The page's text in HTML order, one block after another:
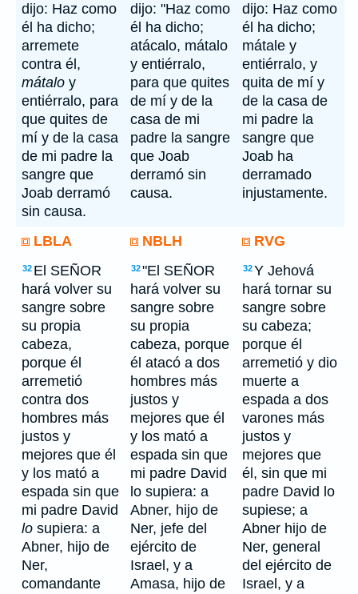
dijo: Haz como
él ha dicho;
arremete
contra él,
mátalo y
entiérralo, para
que quites de
mí y de la casa
de mi padre la
sangre que
Joab derramó
sin causa.
dijo: "Haz como
él ha dicho;
atácalo, mátalo
y entiérralo,
para que quites
de mí y de la
casa de mi
padre la sangre
que Joab
derramó sin
causa.
dijo: Haz como
él ha dicho;
mátale y
entiérralo, y
quita de mí y
de la casa de
mi padre la
sangre que
Joab ha
derramado
injustamente.
LBLA NBLH RVG
32 El SEÑOR
hará volver su
sangre sobre
su propia
cabeza,
porque él
arremetió
contra dos
hombres más
justos y
mejores que él
y los mató a
espada sin que
mi padre David
lo supiera: a
Abner, hijo de
Ner,
comandante
32"El SEÑOR
hará volver su
sangre sobre
su propia
cabeza, porque
él atacó a dos
hombres más
justos y
mejores que él
y los mató a
espada sin que
mi padre David
lo supiera: a
Abner, hijo de
Ner, jefe del
ejército de
Israel, y a
Amasa, hijo de
32Y Jehová
hará tornar su
sangre sobre
su cabeza;
porque él
arremetió y dio
muerte a
espada a dos
varones más
justos y
mejores que
él, sin que mi
padre David lo
supiese; a
Abner hijo de
Ner, general
del ejército de
Israel, y a